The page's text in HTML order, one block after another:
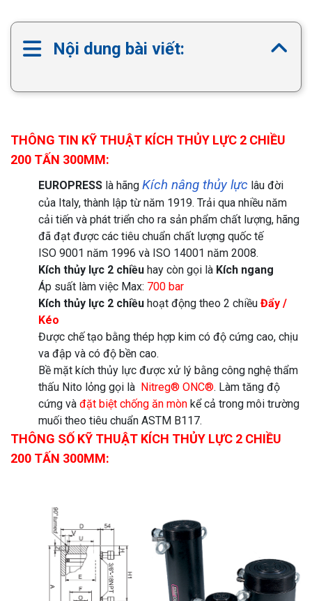
Nội dung bài viết:
THÔNG TIN KỸ THUẬT KÍCH THỦY LỰC 2 CHIỀU
200 TẤN 300MM:
EUROPRESS là hãng Kích nâng thủy lực lâu đời
của Italy, thành lập từ năm 1919. Trải qua nhiều năm
cải tiến và phát triển cho ra sản phẩm chất lượng, hãng
đã đạt được các tiêu chuẩn chất lượng quốc tế
ISO 9001 năm 1996 và ISO 14001 năm 2008.
Kích thủy lực 2 chiều hay còn gọi là Kích ngang
Áp suất làm việc Max: 700 bar
Kích thủy lực 2 chiều hoạt động theo 2 chiều Đẩy /
Kéo
Được chế tạo bằng thép hợp kim có độ cứng cao, chịu
va đập và có độ bền cao.
Bề mặt kích thủy lực được xử lý bằng công nghệ thẩm
thấu Nito lỏng gọi là Nitreg® ONC®. Làm tăng độ
cứng và đặt biệt chống ăn mòn kể cả trong môi trường
muối theo tiêu chuẩn ASTM B117.
THÔNG SỐ KỸ THUẬT KÍCH THỦY LỰC 2 CHIỀU
200 TẤN 300MM: